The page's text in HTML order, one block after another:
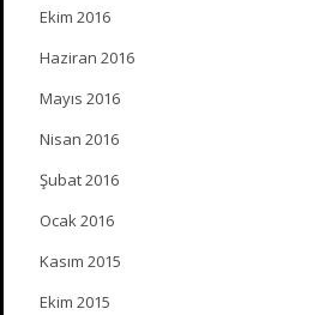
Ekim 2016
Haziran 2016
Mayıs 2016
Nisan 2016
Şubat 2016
Ocak 2016
Kasım 2015
Ekim 2015